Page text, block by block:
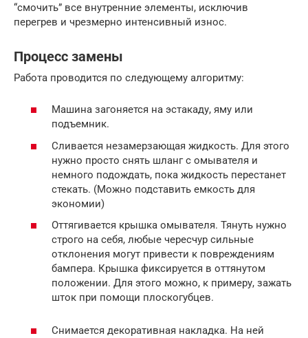
“смочить” все внутренние элементы, исключив
перегрев и чрезмерно интенсивный износ.
Процесс замены
Работа проводится по следующему алгоритму:
Машина загоняется на эстакаду, яму или
подъемник.
Сливается незамерзающая жидкость. Для этого
нужно просто снять шланг с омывателя и
немного подождать, пока жидкость перестанет
стекать. (Можно подставить емкость для
экономии)
Оттягивается крышка омывателя. Тянуть нужно
строго на себя, любые чересчур сильные
отклонения могут привести к повреждениям
бампера. Крышка фиксируется в оттянутом
положении. Для этого можно, к примеру, зажать
шток при помощи плоскогубцев.
Снимается декоративная накладка. На ней